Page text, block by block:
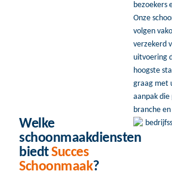
bezoekers
Onze
volgen
verzekerd
uitvoering
hoogste
graag met
aanpak
branche
Welke
schoonmaakdiensten
biedtSucces
Schoonmaak?